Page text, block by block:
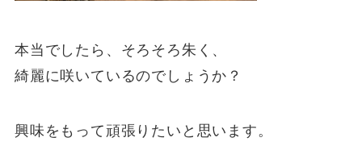
本当でしたら、そろそろ朱く、
綺麗に咲いているのでしょうか？
興味をもって頑張りたいと思います。